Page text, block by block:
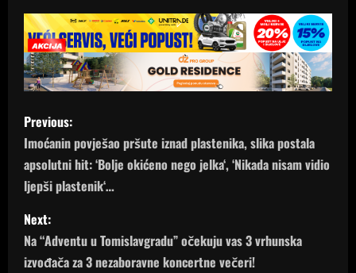
P
o
s
t
n
Previous:
Imoćanin povješao pršute iznad plastenika, slika postala
apsolutni hit: ‘Bolje okićeno nego jelka‘, ‘Nikada nisam vidio
ljepši plastenik‘…
Next:
Na “Adventu u Tomislavgradu” očekuju vas 3 vrhunska
izvođača za 3 nezaboravne koncertne večeri!